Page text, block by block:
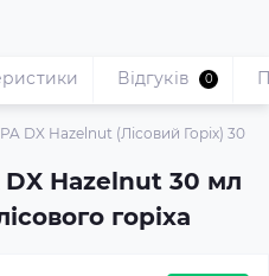
DX Hazelnut (Лісовий Горіх) 30 мл
Hazelnut 30 мл
горіха
Відгуків 0